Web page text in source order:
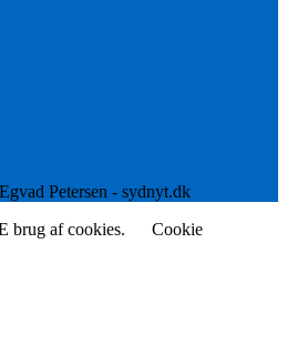
Petersen - sydnyt.dk
brug af cookies.
Cookie